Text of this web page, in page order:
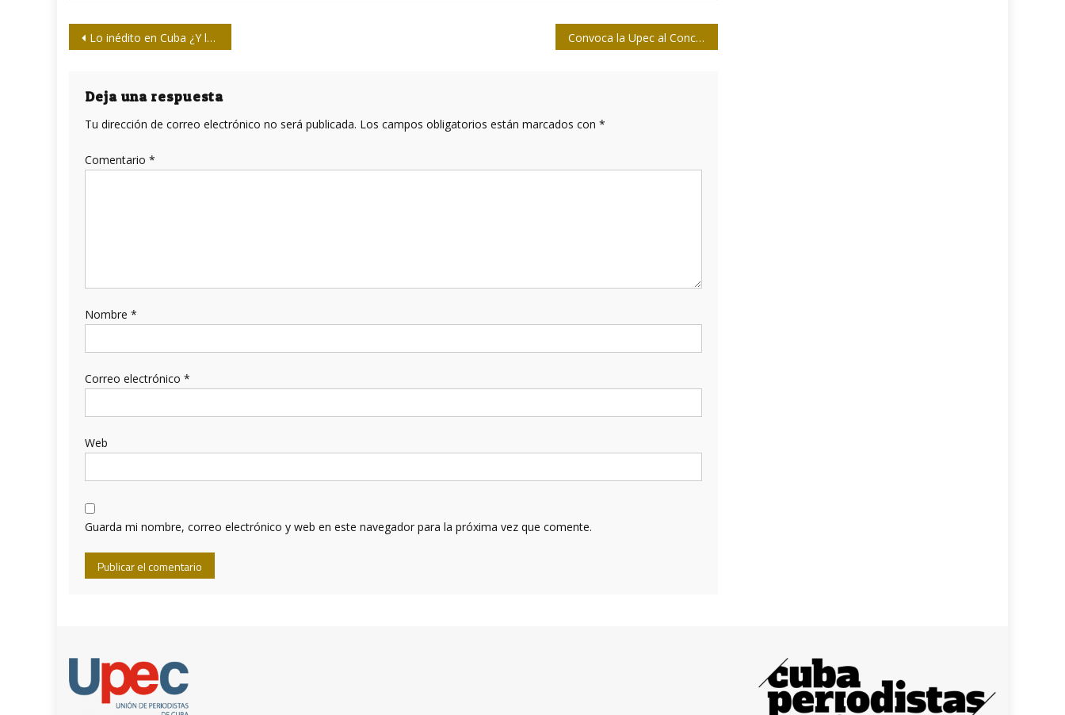
Navegación
entradas
Lo inédito en Cuba ¿Y la prensa qué? Convoca la Upec al Concurso Nacional de Periodismo 26 de Julio
Deja una respuesta
Tu dirección de correo electrónico no será publicada. Los campos obligatorios están marcados con *
Comentario *
Nombre *
Correo electrónico *
Web
Guarda mi nombre, correo electrónico y web en este navegador para la próxima vez que comente.